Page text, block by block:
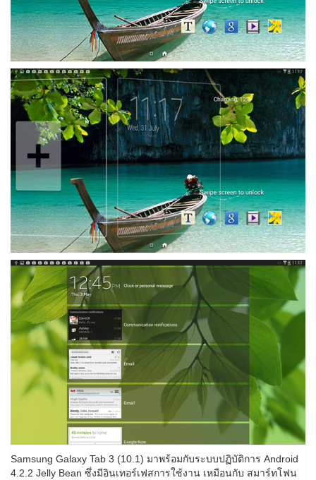
Samsung Galaxy Tab 3 (10.1) มาพร้อมกับระบบปฏิบัติการ Android
4.2.2 Jelly Bean ซึ่งมีอินเทอร์เฟสการใช้งาน เหมือนกับ สมาร์ทโฟน